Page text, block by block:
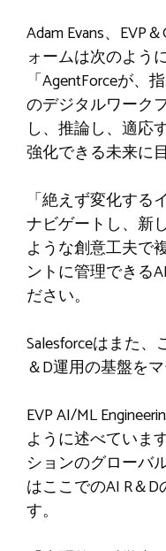
Adam Evans、EVP
ォームは次のよう
「AgentForceが
のデジタルワーク
し、推論し、適応
強化で​​きる未来に
「絶えず変化す
ナビゲートし、新
ような創意工夫で
ントに管理できる
ださい。
Salesforceはまた
＆D運用の基盤を
EVP AI/ML
ように述べていま
ションのグローバ
はここでのAI R＆
す。